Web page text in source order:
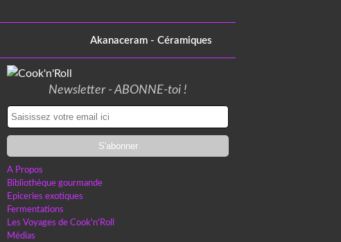
Akanaceram - Céramiques
Newsletter - ABONNE-toi !
A Propos
Bibliothèque gourmande
Epiceries exotiques
Fermentations
Les Voyages de Cook'n'Roll
Médias